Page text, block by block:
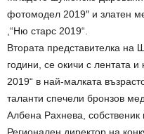
фотомодел 2019″ и златен
,“Ню старс 2019“.
Втората представителка
години, се окичи с лентата
2019“ в най-малката
таланти спечели бронзов
Албена Рахнева, собственик